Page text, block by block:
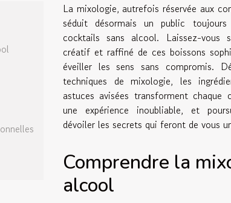
La mixologie, autrefois réservée aux
séduit désormais un public
cocktails sans alcool. Laissez-vous
créatif et raffiné de ces boissons
éveiller les sens sans compromis.
techniques de mixologie, les
astuces avisées transforment
une expérience inoubliable, et
dévoiler les secrets qui feront de vous
Comprendre la
alcool